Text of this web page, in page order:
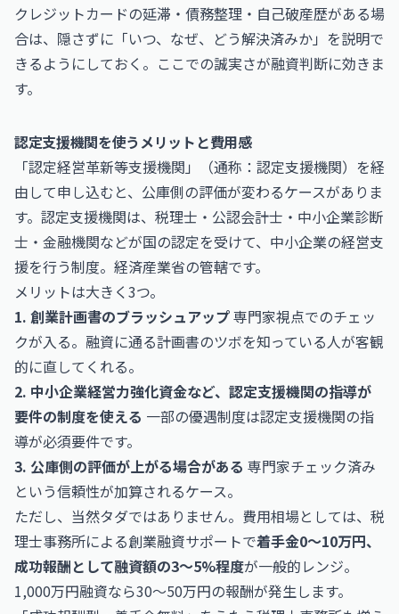
クレジットカードの延滞・債務整理・自己破産歴がある場
合は、隠さずに「いつ、なぜ、どう解決済みか」を説明で
きるようにしておく。ここでの誠実さが融資判断に効きま
す。
認定支援機関を使うメリットと費用感
「認定経営革新等支援機関」（通称：認定支援機関）を経
由して申し込むと、公庫側の評価が変わるケースがありま
す。認定支援機関は、税理士・公認会計士・中小企業診断
士・金融機関などが国の認定を受けて、中小企業の経営支
援を行う制度。経済産業省の管轄です。
メリットは大きく3つ。
1. 創業計画書のブラッシュアップ専門家視点でのチェッ
クが入る。融資に通る計画書のツボを知っている人が客観
的に直してくれる。
2. 中小企業経営力強化資金など、認定支援機関の指導が
要件の制度を使える 一部の優遇制度は認定支援機関の指
導が必須要件です。
3. 公庫側の評価が上がる場合がある 専門家チェック済み
という信頼性が加算されるケース。
ただし、当然タダではありません。費用相場としては、税
理士事務所による創業融資サポートで着手金0〜10万円、
成功報酬として融資額の3〜5%程度が一般的レンジ。
1,000万円融資なら30〜50万円の報酬が発生します。